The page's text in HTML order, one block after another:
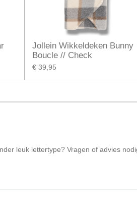
Jollein Wikkeldeken Bunny
Boucle // Check
€ 39,95
leuk lettertype? Vragen of advies